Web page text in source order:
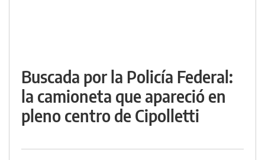
Buscada por la Policía Federal:
la camioneta que apareció en
pleno centro de Cipolletti